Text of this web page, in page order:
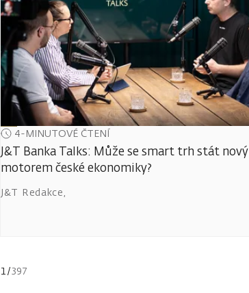
4-MINUTOVÉ ČTENÍ
J&T Banka Talks: Může se smart trh stát
motorem české ekonomiky?
J&T Redakce,
1/397